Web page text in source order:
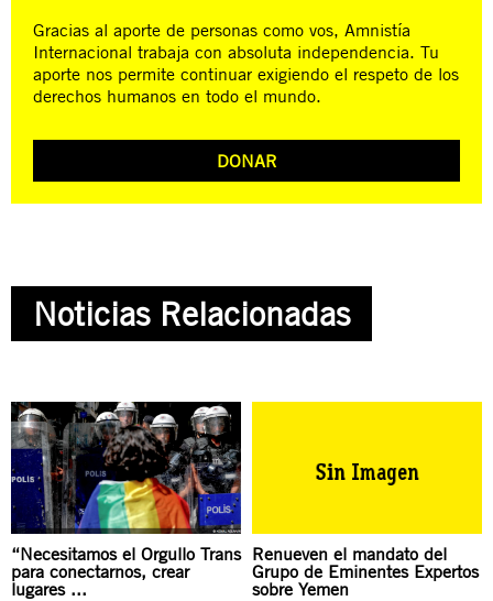
Gracias al aporte de personas como vos, Amnistía
Internacional trabaja con absoluta independencia. Tu
aporte nos permite continuar exigiendo el respeto de los
derechos humanos en todo el mundo.
DONAR
Noticias Relacionadas
“Necesitamos el Orgullo Trans
para conectarnos, crear
lugares ...
Renueven el mandato del
Grupo de Eminentes Expertos
sobre Yemen